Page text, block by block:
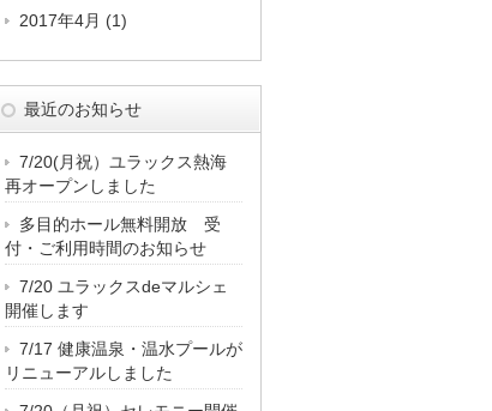
2017年4月 (1)
最近のお知らせ
7/20(月祝）ユラックス熱海
再オープンしました
多目的ホール無料開放 受
付・ご利用時間のお知らせ
7/20 ユラックスdeマルシェ
開催します
7/17 健康温泉・温水プールが
リニューアルしました